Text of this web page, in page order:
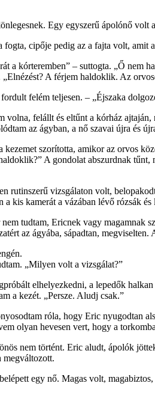
Egy egyszerű ápolónő volt
fogta, cipője pedig az a fajta volt,
a kórteremben” – suttogta. „Ő nem
„Elnézést? A férjem haldoklik. Az
felém teljesen. – „Éjszaka
volna, felállt és eltűnt a kórház
az ágyban, a nő szavai újra és
kezemet szorította, amikor az orvos
A gondolat abszurdnak
rutinszerű vizsgálaton volt,
a kis kamerát a vázában lévő rózsák
tudtam, Ericnek vagy magamnak
az ágyába, sápadtan,
„Milyen volt a vizsgálat?”
elhelyezkedni, a lepedők
a kezét. „Persze. Aludj csak.”
róla, hogy Eric nyugodtan
olyan hevesen vert, hogy a
nem történt. Eric aludt, ápolók
megváltozott.
egy nő. Magas volt,